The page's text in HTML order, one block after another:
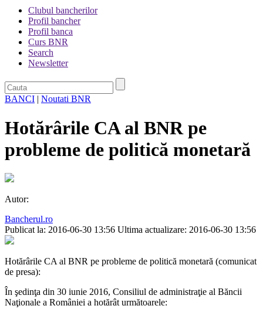
Clubul bancherilor
Profil bancher
Profil banca
Curs BNR
Search
Newsletter
BANCI | Noutati BNR
Hotărârile CA al BNR pe
probleme de politică monetară
Autor:
Bancherul.ro
Publicat la: 2016-06-30 13:56 Ultima actualizare: 2016-06-30 13:56
Hotărârile CA al BNR pe probleme de politică monetară (comunicat
de presa):
În şedinţa din 30 iunie 2016, Consiliul de administraţie al Băncii
Naţionale a României a hotărât următoarele: